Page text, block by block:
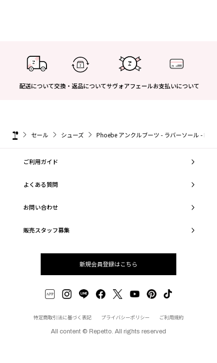
配送について交換・返品についてサヴォアフェールお支払いについて
セール シューズ Phoebe アンクルブーツ - ラバーソール - FR
ご利用ガイド
よくある質問
お問い合わせ
販売スタッフ募集
新規会員登録はこちら
特定商取引法に基づく表記 プライバシーポリシー ご利用規約
All content © Repetto. All rights reserved